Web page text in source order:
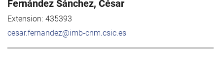
Fernández Sánchez, César
Extension: 435393
cesar.fernandez@imb-cnm.csic.es